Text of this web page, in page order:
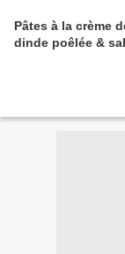
Pâtes à la crème
dinde poêlée &